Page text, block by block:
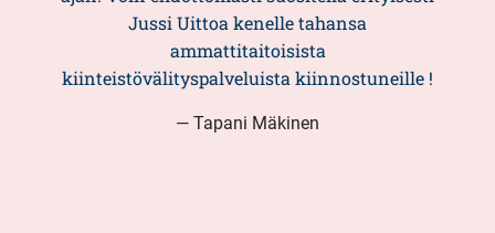
Jussi Uittoa kenelle tahansa
ammattitaitoisista
kiinteistövälityspalveluista kiinnostuneille !
— Tapani Mäkinen